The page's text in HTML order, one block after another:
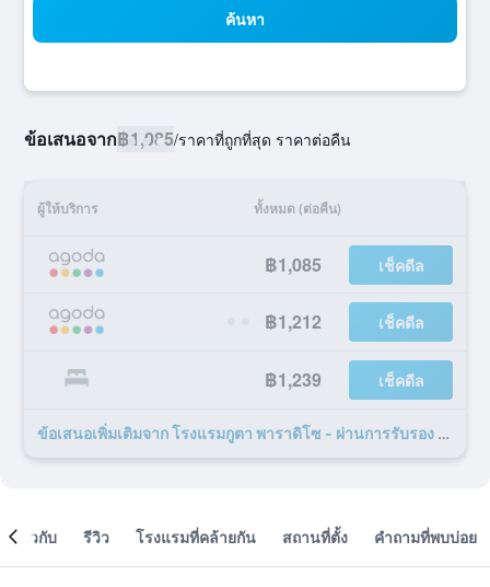
ค้นหา
ข้อเสนอจาก฿1,085/ราคาที่ถูกที่สุด ราคาต่อคืน
ผู้ให้บริการ ทั้งหมด (ต่อคืน)
฿1,085 เช็คดีล
฿1,212 เช็คดีล
฿1,239 เช็คดีล
ข้อเสนอเพิ่มเติมจาก โรงแรมกูตา พาราดิโซ - ผ่านการรับรอง 34 รายการ
เกี่ยวกับ รีวิว โรงแรมที่คล้ายกัน สถานที่ตั้ง คำถามที่พบบ่อย